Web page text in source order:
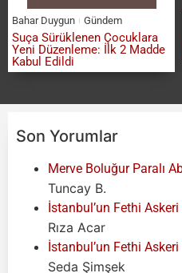
Bahar Duygun Gündem
Suça Sürüklenen Çocuklara
Yeni Düzenleme: İlk 2 Madde
Kabul Edildi
Son Yorumlar
Merve Boluğur Paralı
Tuncay B.
İstanbul’un Fethi Askeri
Rıza Acar
İstanbul’un Fethi Askeri
Seda Şimşek